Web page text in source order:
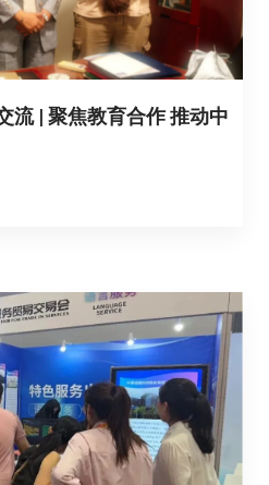
流 | 聚焦教育合作 推动中